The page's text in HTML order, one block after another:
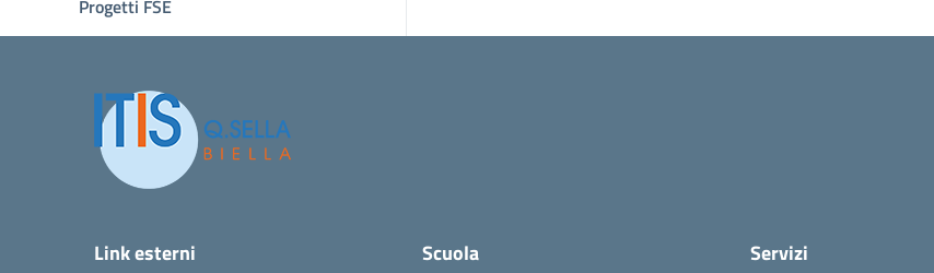
Progetti FSE
Link esterni Scuola Servizi